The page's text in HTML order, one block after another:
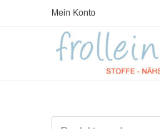
Mein Konto